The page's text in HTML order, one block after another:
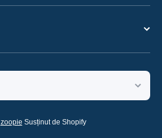
zoopie Susținut de Shopify